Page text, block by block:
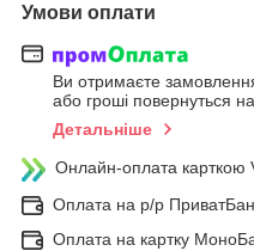
Умови оплати
Ви отримаєте
або гроші повернуться
Детальніше
Онлайн-оплата карткою
Оплата на р/р
Оплата на картку